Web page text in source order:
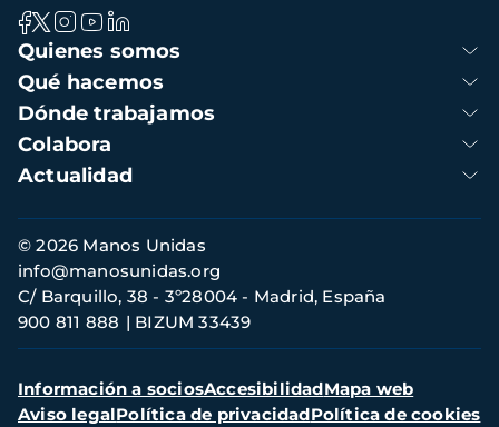
Navegación
principal
Quienes somos
Qué hacemos
Dónde trabajamos
Colabora
Actualidad
Información
de
contacto
© 2026 Manos Unidas
C/ Barquillo, 38 - 3º28004 - Madrid, España
900 811 888
BIZUM 33439
info@manosunidas.org
Menú
secundario
Información a sociosAccesibilidadMapa web
Aviso legalPolítica de privacidadPolítica de cookies